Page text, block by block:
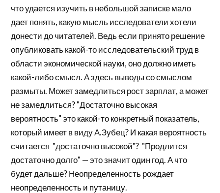
что удается изучить в небольшой записке мало
дает понять, какую мысль исследователи хотели
донести до читателей. Ведь если принято решение
опубликовать какой-то исследовательский труд в
области экономической науки, оно должно иметь
какой-либо смысл. А здесь выводы со смыслом
размыты. Может замедлиться рост зарплат, а может
не замедлиться? "Достаточно высокая
вероятность" это какой-то конкретный показатель,
который имеет в виду А.Зубец? И какая вероятность
считается "достаточно высокой"? "Продлится
достаточно долго" — это значит один год. А что
будет дальше? Неопределенность рождает
неопределенность и путаницу.